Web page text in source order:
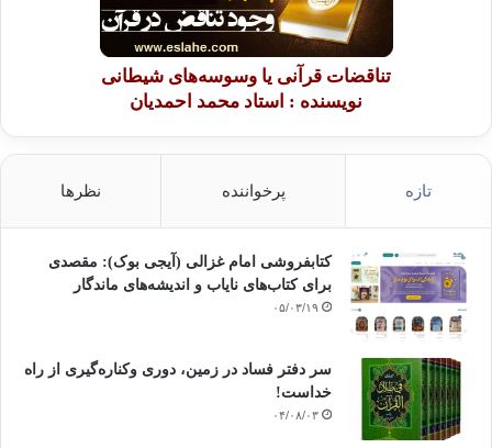
تناقضات قرآنی یا وسوسه‌های شیطانی
نویسنده : استاد محمد احمدیان
تازه پرخواننده نظرها
کتابفروشی امام غزالی (آیجی بوک): مقصدی
برای کتاب‌های نایاب و اندیشه‌های ماندگار
۰۵/۰۳/۱۹
سر دفتر فساد در زمین‌، دوری وکناره‌گیری از راه
خداست‌!
۰۴/۰۸/۰۳